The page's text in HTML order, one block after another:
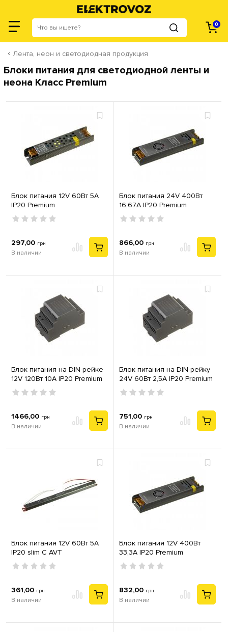
0
Лента, неон и светодиодная продукция
Блоки питания для светодиодной ленты и
неона Класс Premium
Блок питания 12V 60Вт 5А
IP20 Premium
297,00 грн
В наличии
Блок питания 24V 400Вт
16,67А IP20 Premium
866,00 грн
В наличии
Блок питания на DIN-рейке
12V 120Вт 10А IP20 Premium
1466,00 грн
В наличии
Блок питания на DIN-рейку
24V 60Вт 2,5А IP20 Premium
751,00 грн
В наличии
Блок питания 12V 60Вт 5А
IP20 slim С AVT
361,00 грн
В наличии
Блок питания 12V 400Вт
33,3А IP20 Premium
832,00 грн
В наличии